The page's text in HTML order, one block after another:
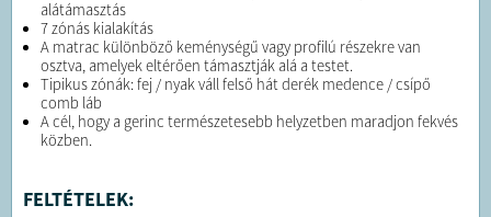
alátámasztás
7 zónás kialakítás
A matrac különböző keménységű vagy profilú részekre van
osztva, amelyek eltérően támasztják alá a testet.
Tipikus zónák: fej / nyak váll felső hát derék medence / csípő
comb láb
A cél, hogy a gerinc természetesebb helyzetben maradjon fekvés
közben.
FELTÉTELEK: